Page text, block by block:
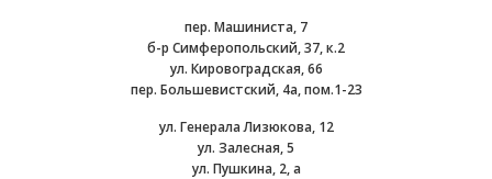
пер. Машиниста, 7
б-р Симферопольский, 37, к.2
ул. Кировоградская, 66
пер. Большевистский, 4а, пом.1-23
ул. Генерала Лизюкова, 12
ул. Залесная, 5
ул. Пушкина, 2, а